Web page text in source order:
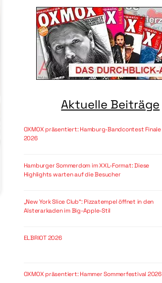
Aktuelle Beiträge
OXMOX präsentiert: Hamburg-Bandcontest Finale
2026
Hamburger Sommerdom im XXL-Format: Diese
Highlights warten auf die Besucher
„New York Slice Club“: Pizzatempel öffnet in den
Alsterarkaden im Big-Apple-Stil
ELBRIOT 2026
OXMOX präsentiert: Hammer Sommerfestival 2026